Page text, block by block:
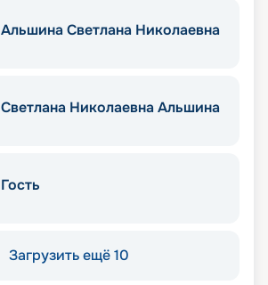
Альшина Светлана Николаевна
Светлана Николаевна Альшина
Гость
Загрузить ещё 10